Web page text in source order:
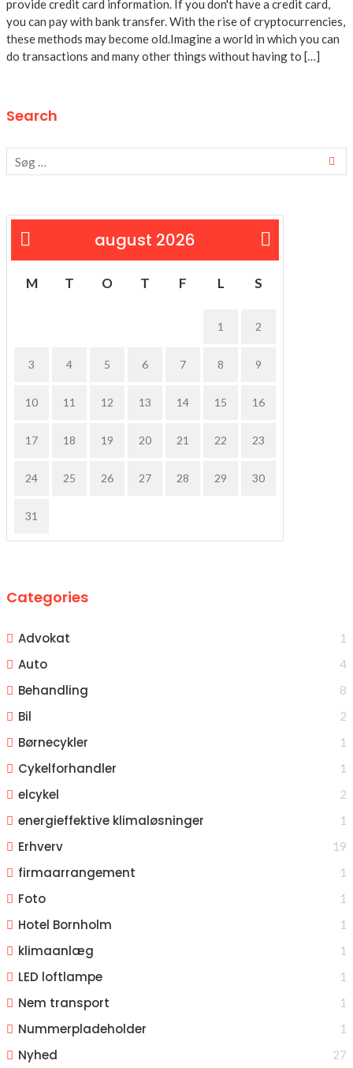
provide credit card information. If you don't have a credit card,
you can pay with bank transfer. With the rise of cryptocurrencies,
these methods may become old.Imagine a world in which you can
do transactions and many other things without having to […]
Search
august 2026
M T O T F L S
1 2
3 4 5 6 7 8 9
10 11 12 13 14 15 16
17 18 19 20 21 22 23
24 25 26 27 28 29 30
31
Categories
Advokat 1
Auto 4
Behandling 8
Bil 2
Børnecykler 1
Cykelforhandler 1
elcykel 2
energieffektive klimaløsninger 1
Erhverv 19
firmaarrangement 1
Foto 1
Hotel Bornholm 1
klimaanlæg 1
LED loftlampe 1
Nem transport 1
Nummerpladeholder 1
Nyhed 27